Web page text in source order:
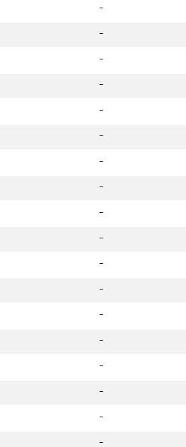
-
-
-
-
-
-
-
-
-
-
-
-
-
-
-
-
-
-